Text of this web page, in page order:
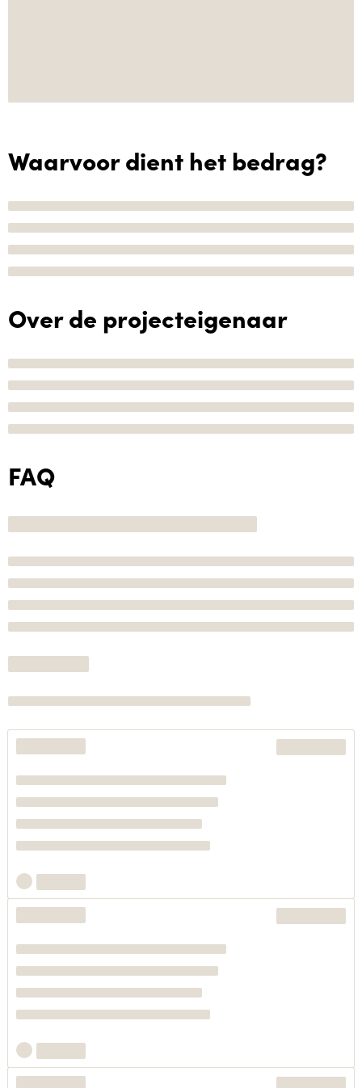
Waarvoor dient het bedrag?
Over de projecteigenaar
FAQ